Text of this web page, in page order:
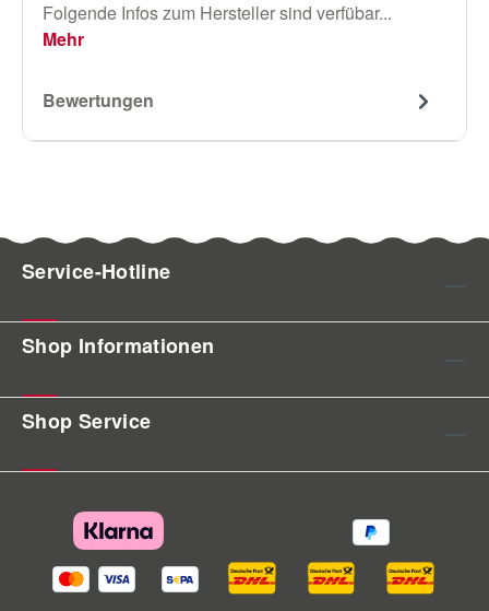
Folgende Infos zum Hersteller sind verfübar...
Mehr
Bewertungen
Service-Hotline
Shop Informationen
Shop Service